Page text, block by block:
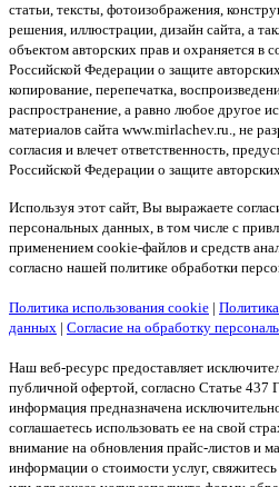
статьи, тексты, фотоизображения,
решения, иллюстрации, дизайн сайта, а
объектом авторских прав и охраняется в
Российской Федерации о защите
копирование, перепечатка,
распространение, а равно любое другое
материалов сайта www.mirlachev.ru., не
согласия и влечет ответственность,
Российской Федерации о защите
Используя этот сайт, Вы выражаете
персональных данных, в том числе с
применением cookie-файлов и средств
согласно нашей политике обработки
Политика использования cookie |
данных | Согласие на обработку
Наш веб-ресурс предоставляет
публичной офертой, согласно Статье
информация предназначена
соглашаетесь использовать ее на свой
внимание на обновления прайс-листов и
информации о стоимости услуг,